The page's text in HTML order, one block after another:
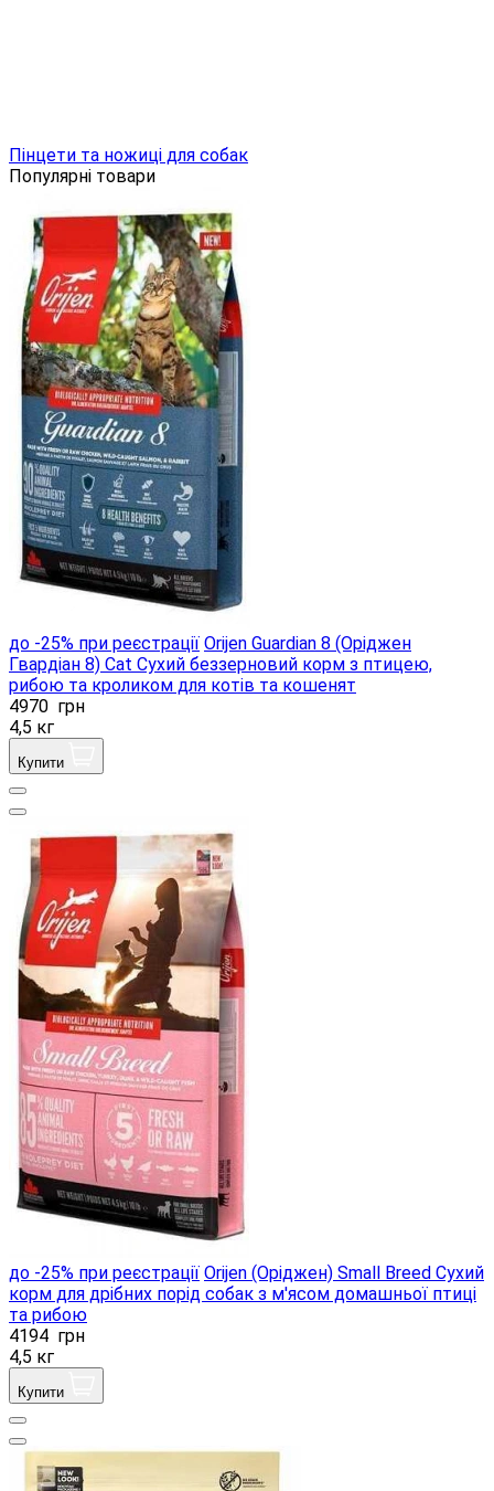
Пінцети та ножиці для собак
Популярні товари
до -25% при реєстрації Orijen Guardian 8 (Оріджен
Гвардіан 8) Cat Сухий беззерновий корм з птицею,
рибою та кроликом для котів та кошенят
4970 грн
4,5 кг
Купити
до -25% при реєстрації Orijen (Оріджен) Small Breed Сухий
корм для дрібних порід собак з м'ясом домашньої птиці
та рибою
4194 грн
4,5 кг
Купити